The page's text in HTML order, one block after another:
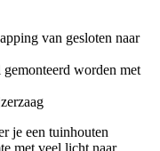
van gesloten naar
worden met
je een tuinhouten
met veel licht naar